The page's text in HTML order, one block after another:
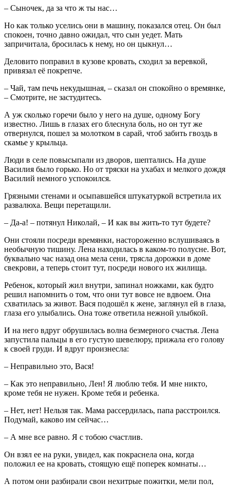
– Сыночек, да за что ж ты нас…
Но как только уселись они в машину, показался отец. Он был
спокоен, точно давно ожидал, что сын уедет. Мать
запричитала, бросилась к нему, но он цыкнул…
Деловито поправил в кузове кровать, сходил за веревкой,
привязал её покрепче.
– Чай, там печь некудышная, – сказал он спокойно о времянке,
– Смотрите, не застудитесь.
А уж сколько горечи было у него на душе, одному Богу
известно. Лишь в глазах его блеснула боль, но он тут же
отвернулся, пошел за молотком в сарай, чтоб забить гвоздь в
скамье у крыльца.
Люди в селе повысыпали из дворов, шептались. На душе
Василия было горько. Но от тряски на ухабах и мелкого дождя
Василий немного успокоился.
Грязными стенами и осыпавшейся штукатуркой встретила их
развалюха. Вещи перетащили.
– Да-а! – потянул Николай, – И как вы жить-то тут будете?
Они стояли посреди времянки, настороженно вслушиваясь в
необычную тишину. Лена находилась в каком-то полусне. Вот,
буквально час назад она мела сени, трясла дорожки в доме
свекрови, а теперь стоит тут, посреди нового их жилища.
Ребенок, который жил внутри, запинал ножками, как будто
решил напомнить о том, что они тут вовсе не вдвоем. Она
схватилась за живот. Вася подошёл к жене, заглянул ей в глаза,
глаза его улыбались. Она тоже ответила нежной улыбкой.
И на него вдруг обрушилась волна безмерного счастья. Лена
запустила пальцы в его густую шевелюру, прижала его голову
к своей груди. И вдруг произнесла:
– Неправильно это, Вася!
– Как это неправильно, Лен! Я люблю тебя. И мне никто,
кроме тебя не нужен. Кроме тебя и ребенка.
– Нет, нет! Нельзя так. Мама рассердилась, папа расстроился.
Подумай, каково им сейчас…
– А мне все равно. Я с тобою счастлив.
Он взял ее на руки, увидел, как покраснела она, когда
положил ее на кровать, стоящую ещё поперек комнаты…
А потом они разбирали свои нехитрые пожитки, мели пол,